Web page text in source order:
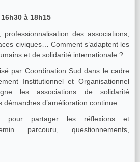
à 18h15
des associations,
civiques… Comment s’adaptent les
et de solidarité internationale ?
par Coordination Sud dans le cadre
Institutionnel et Organisationnel
les associations de solidarité
démarches d’amélioration continue.
pour partager les réflexions et
parcouru, questionnements,